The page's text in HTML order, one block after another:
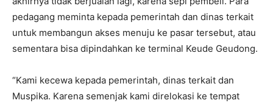
pedagang meminta kepada pemerintah dan dinas terkait
untuk membangun akses menuju ke pasar tersebut, atau
sementara bisa dipindahkan ke terminal Keude Geudong.
“Kami kecewa kepada pemerintah, dinas terkait dan
Muspika. Karena semenjak kami direlokasi ke tempat